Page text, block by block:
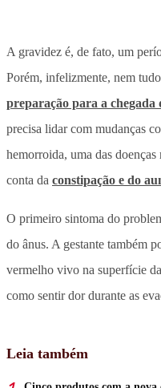
A gravidez é, de fato, um
Porém, infelizmente, nem
preparação para a chegada
precisa lidar com mudanças
hemorroida, uma das
conta da constipação e do
O primeiro sintoma do
do ânus. A gestante também
vermelho vivo na superfície
como sentir dor durante as
Leia também